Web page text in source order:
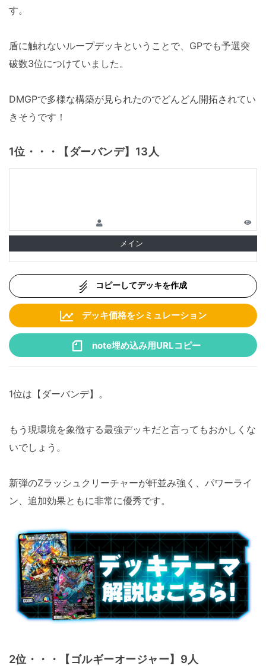
す。
盾に触れないループデッキということで、GPでも予選突
破数3位につけていました。
DMGPで多様な構築が見られたのでどんどん開拓されてい
きそうです！
1位・・・【ダーバンデ】13人
メイン
コピーしてデッキを作成
デッキ価格をシミュレーション
note埋め込み用URLコピー
1位は【ダーバンデ】。
もう現環境を象徴する最強デッキだと言ってもおかしくな
いでしょう。
新弾のZラッシュクリーチャーが軒並み強く、パワーライ
ン、追加効果ともに非常に優秀です。
2位・・・【ゴルギーオージャー】9人